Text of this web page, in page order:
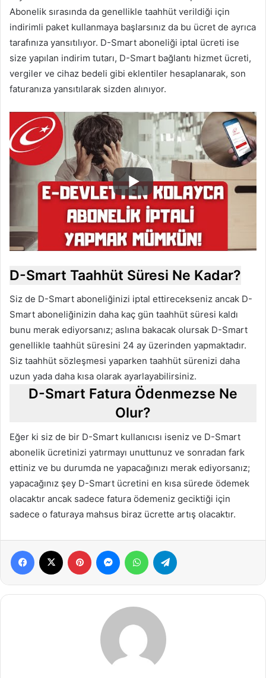
Abonelik sırasında da genellikle taahhüt verildiği için
indirimli paket kullanmaya başlarsınız da bu ücret de ayrıca
tarafınıza yansıtılıyor. D-Smart aboneliği iptal ücreti ise
size yapılan indirim tutarı, D-Smart bağlantı hizmet ücreti,
vergiler ve cihaz bedeli gibi eklentiler hesaplanarak, son
faturanıza yansıtılarak sizden alınıyor.
D-Smart Taahhüt Süresi Ne Kadar?
Siz de D-Smart aboneliğinizi iptal ettirecekseniz ancak D-
Smart aboneliğinizin daha kaç gün taahhüt süresi kaldı
bunu merak ediyorsanız; aslına bakacak olursak D-Smart
genellikle taahhüt süresini 24 ay üzerinden yapmaktadır.
Siz taahhüt sözleşmesi yaparken taahhüt sürenizi daha
uzun yada daha kısa olarak ayarlayabilirsiniz.
D-Smart Fatura Ödenmezse Ne
Olur?
Eğer ki siz de bir D-Smart kullanıcısı iseniz ve D-Smart
abonelik ücretinizi yatırmayı unuttunuz ve sonradan fark
ettiniz ve bu durumda ne yapacağınızı merak ediyorsanız;
yapacağınız şey D-Smart ücretini en kısa sürede ödemek
olacaktır ancak sadece fatura ödemeniz geciktiği için
sadece o faturaya mahsus biraz ücrette artış olacaktır.
Facebook Pinterest MessengerWhatsApp